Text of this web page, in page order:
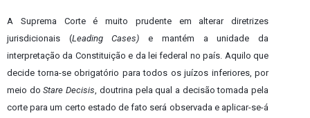
A Suprema Corte é muito prudente em alterar diretrizes
jurisdicionais (Leading Cases) e mantém a unidade da
interpretação da Constituição e da lei federal no país. Aquilo que
decide torna-se obrigatório para todos os juízos inferiores, por
meio doStare Decisis , doutrina pela qual a decisão tomada pela
corte para um certo estado de fato será observada e aplicar-se-á